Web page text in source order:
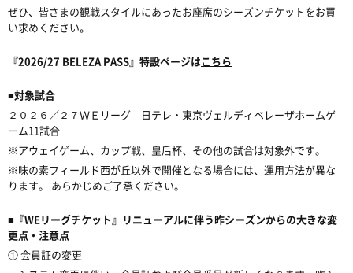
ぜひ、皆さまの観戦スタイルにあったお座席のシーズンチケットをお買
い求めください。
『2026/27 BELEZA PASS』特設ページはこちら
■対象試合
２０２６／２７ＷＥリーグ 日テレ・東京ヴェルディベレーザホームゲ
ーム11試合
※アウェイゲーム、カップ戦、皇后杯、その他の試合は対象外です。
※味の素フィールド西が丘以外で開催となる場合には、運用方法が異な
ります。 あらかじめご了承ください。
■『WEリーグチケット』リニューアルに伴う昨シーズンからの大きな変
更点・注意点
① 会員証の変更